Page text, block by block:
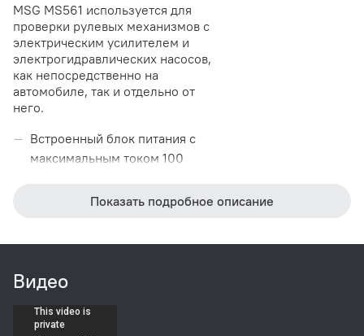
MSG MS561 используется для
проверки рулевых механизмов с
электрическим усилителем и
электрогидравлических насосов,
как непосредственно на
автомобиле, так и отдельно от
него.
Встроенный блок питания с
максимальным током 100
электрогидравлические
Встроенная диагностическая
автомобилей VW, Audi, Seat,
Возможность обновления
Показать подробное описание
Видео